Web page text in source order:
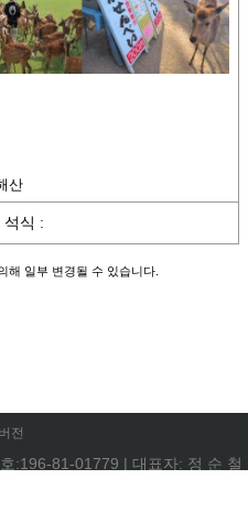
전
:196-81-01779 | 대표자: 정 순 철